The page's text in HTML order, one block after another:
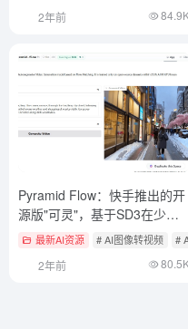
2年前
Pyramid Flow：快手推出的开
源版"可灵"，基于SD3在少于
8GB的GPU上运行（一键部署
最新AI资源 # AI图像转视频 #
2年前